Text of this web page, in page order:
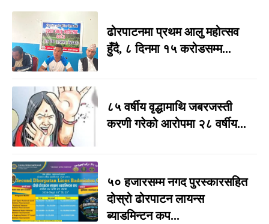
ढोरपाटनमा प्रथम आलु महोत्सव
हुँदै, ८ दिनमा १५ करोडसम्म...
८५ वर्षीय वृद्धामाथि जबरजस्ती
करणी गरेको आरोपमा २८ वर्षीय...
५० हजारसम्म नगद पुरस्कारसहित
दोस्रो ढोरपाटन लायन्स
ब्याडमिन्टन कप...